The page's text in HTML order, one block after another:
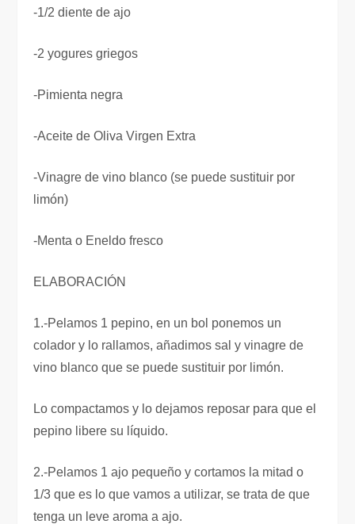
-1/2 diente de ajo
-2 yogures griegos
-Pimienta negra
-Aceite de Oliva Virgen Extra
-Vinagre de vino blanco (se puede sustituir por
limón)
-Menta o Eneldo fresco
ELABORACIÓN
1.-Pelamos 1 pepino, en un bol ponemos un
colador y lo rallamos, añadimos sal y vinagre de
vino blanco que se puede sustituir por limón.
Lo compactamos y lo dejamos reposar para que el
pepino libere su líquido.
2.-Pelamos 1 ajo pequeño y cortamos la mitad o
1/3 que es lo que vamos a utilizar, se trata de que
tenga un leve aroma a ajo.